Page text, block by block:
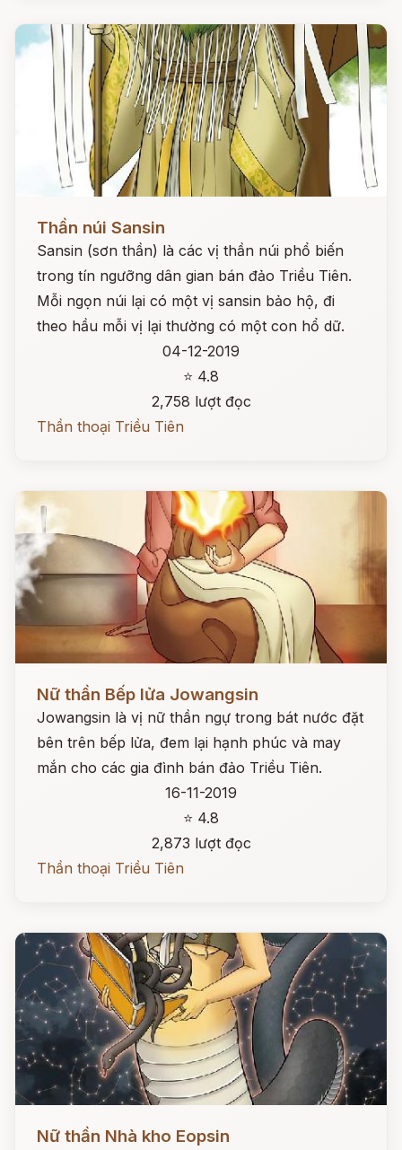
Đọc ngay
Thần núi Sansin
Sansin (sơn thần) là các vị thần núi phổ biến
trong tín ngưỡng dân gian bán đảo Triều Tiên.
Mỗi ngọn núi lại có một vị sansin bảo hộ, đi
theo hầu mỗi vị lại thường có một con hổ dữ.
04-12-2019
⭐ 4.8
2,758 lượt đọc
Thần thoại Triều Tiên
Nữ thần Bếp lửa Jowangsin
Jowangsin là vị nữ thần ngự trong bát nước đặt
bên trên bếp lửa, đem lại hạnh phúc và may
mắn cho các gia đình bán đảo Triều Tiên.
16-11-2019
⭐ 4.8
2,873 lượt đọc
Thần thoại Triều Tiên
Nữ thần Nhà kho Eopsin